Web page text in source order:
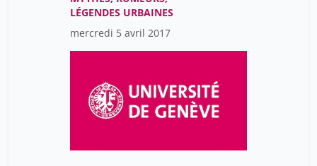
LÉGENDES URBAINES
mercredi 5 avril 2017